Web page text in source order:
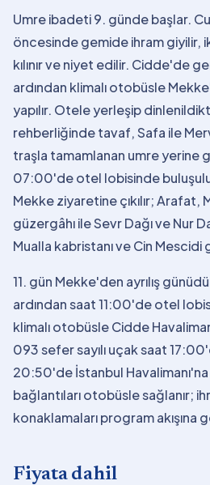
Umre ibadeti 9. günde başlar.
öncesinde gemide ihram giyilir,
kılınır ve niyet edilir. Cidde'de
ardından klimalı otobüsle
yapılır. Otele yerleşip
rehberliğinde tavaf, Safa ile
traşla tamamlanan umre yerine
07:00'de otel lobisinde
Mekke ziyaretine çıkılır; Arafat,
güzergâhı ile Sevr Dağı ve Nur
Mualla kabristanı ve Cin Mescidi
11. gün Mekke'den ayrılış
ardından saat 11:00'de otel
klimalı otobüsle Cidde
093 sefer sayılı uçak saat
20:50'de İstanbul Havalimanı'na
bağlantıları otobüsle sağlanır;
konaklamaları program akışına
Fiyata dahil